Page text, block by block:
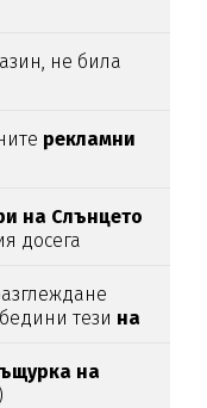
не била
рекламни
на Слънцето
досега
тези на
на